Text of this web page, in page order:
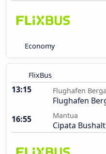
Economy
FlixBus
13:15 Flughafen
Flughafen
16:55
Mantua
Cipata